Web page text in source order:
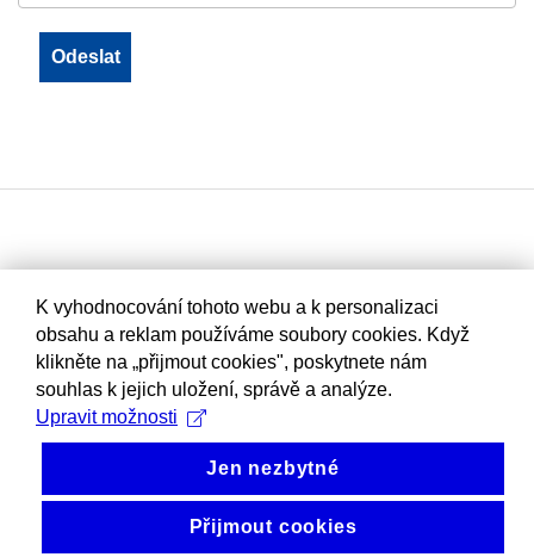
K vyhodnocování tohoto webu a k personalizaci
obsahu a reklam používáme soubory cookies. Když
klikněte na „přijmout cookies", poskytnete nám
souhlas k jejich uložení, správě a analýze.
Upravit možnosti
Jen nezbytné
Přijmout cookies